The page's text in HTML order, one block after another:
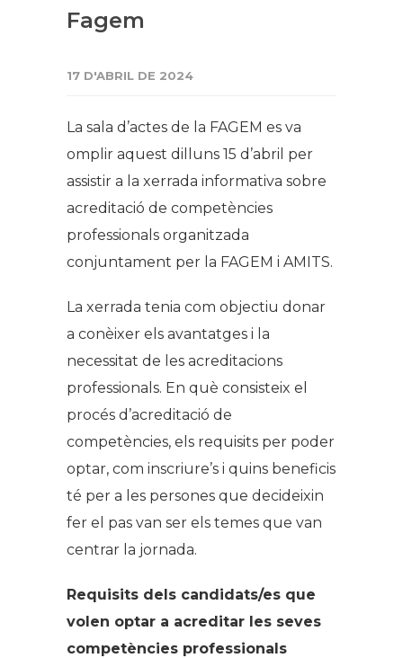
Fagem
17 D'ABRIL DE 2024
La sala d’actes de la FAGEM es va
omplir aquest dilluns 15 d’abril per
assistir a la xerrada informativa sobre
acreditació de competències
professionals organitzada
conjuntament per la FAGEM i AMITS.
La xerrada tenia com objectiu donar
a conèixer els avantatges i la
necessitat de les acreditacions
professionals. En què consisteix el
procés d’acreditació de
competències, els requisits per poder
optar, com inscriure’s i quins beneficis
té per a les persones que decideixin
fer el pas van ser els temes que van
centrar la jornada.
Requisits dels candidats/es que
volen optar a acreditar les seves
competències professionals